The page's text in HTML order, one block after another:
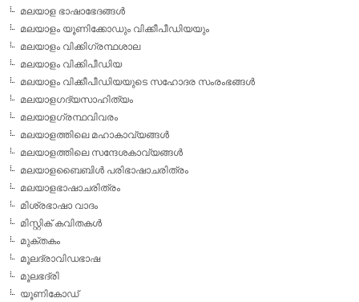
മലയാള ഭാഷാഭേദങ്ങള്‍
മലയാളം യൂണിക്കോഡും വിക്കീപീഡിയയും
മലയാളം വിക്കിഗ്രന്ഥശാല
മലയാളം വിക്കിപീഡിയ
മലയാളം വിക്കീപീഡിയയുടെ സഹോദര സംരംഭങ്ങള്‍
മലയാളഗദ്യസാഹിത്യം
മലയാളഗ്രന്ഥവിവരം
മലയാളത്തിലെ മഹാകാവ്യങ്ങള്‍
മലയാളത്തിലെ സന്ദേശകാവ്യങ്ങള്‍
മലയാളബൈബിള്‍ പരിഭാഷാചരിത്രം
മലയാളഭാഷാചരിത്രം
മിശ്രഭാഷാ വാദം
മിസ്റ്റിക് കവിതകള്‍
മുക്തകം
മൂലദ്രാവിഡഭാഷ
മൂലഭദ്രി
യൂണികോഡ്